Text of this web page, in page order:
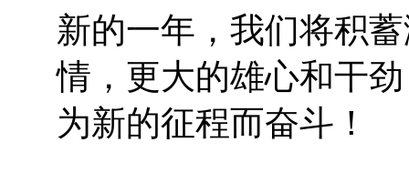
新的一年，我们将积
情，更大的雄心和干
为新的征程而奋斗！